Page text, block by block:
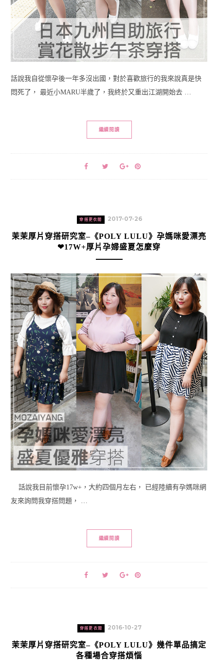
話說我自從懷孕後一年多沒出國，對於喜歡旅行的我來說真是快
悶死了， 最近小MARU半歲了，我終於又重出江湖開始去 …
繼續閱讀
穿搭更衣間 2017-07-26
茉茉厚片穿搭研究室–《POLY LULU》孕媽咪愛漂亮
❤17W+厚片孕婦盛夏怎麼穿
話說我目前懷孕17w+，大約四個月左右， 已經陸續有孕媽咪網
友來詢問我穿搭問題， …
繼續閱讀
穿搭更衣間 2016-10-27
茉茉厚片穿搭研究室–《POLY LULU》幾件單品搞定
各種場合穿搭煩惱